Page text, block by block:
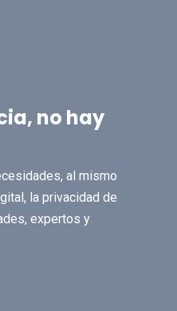
no hay
al mismo
la privacidad de
expertos y